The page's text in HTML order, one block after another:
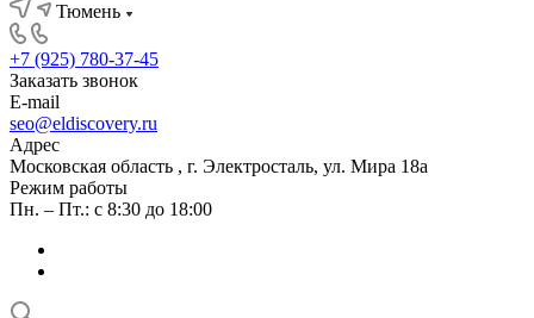
Тюмень
+7 (925) 780-37-45
Заказать звонок
E-mail
seo@eldiscovery.ru
Адрес
Московская область , г. Электросталь, ул. Мира 18а
Режим работы
Пн. – Пт.: с 8:30 до 18:00